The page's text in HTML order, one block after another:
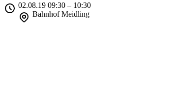
02.08.19 09:30 – 10:30
Bahnhof Meidling